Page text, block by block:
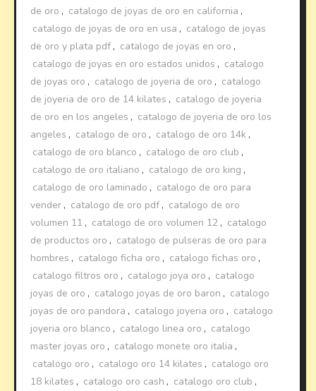
de oro , catalogo de joyas de oro en california ,
catalogo de joyas de oro en usa , catalogo de joyas
de oro y plata pdf , catalogo de joyas en oro ,
catalogo de joyas en oro estados unidos , catalogo
de joyas oro , catalogo de joyeria de oro , catalogo
de joyeria de oro de 14 kilates , catalogo de joyeria
de oro en los angeles , catalogo de joyeria de oro los
angeles , catalogo de oro , catalogo de oro 14k ,
catalogo de oro blanco , catalogo de oro club ,
catalogo de oro italiano , catalogo de oro king ,
catalogo de oro laminado , catalogo de oro para
vender , catalogo de oro pdf , catalogo de oro
volumen 11 , catalogo de oro volumen 12 , catalogo
de productos oro , catalogo de pulseras de oro para
hombres , catalogo ficha oro , catalogo fichas oro ,
catalogo filtros oro , catalogo joya oro , catalogo
joyas de oro , catalogo joyas de oro baron , catalogo
joyas de oro pandora , catalogo joyeria oro , catalogo
joyeria oro blanco , catalogo linea oro , catalogo
master joyas oro , catalogo monete oro italia ,
catalogo oro , catalogo oro 14 kilates , catalogo oro
18 kilates , catalogo oro cash , catalogo oro club ,